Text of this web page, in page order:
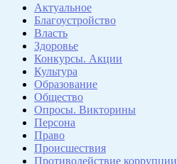
Актуальное
Благоустройство
Власть
Здоровье
Конкурсы. Акции
Культура
Образование
Общество
Опросы. Викторины
Персона
Право
Происшествия
Противодействие коррупции